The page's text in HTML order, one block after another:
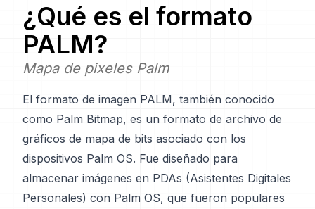
¿Qué es el formato
PALM?
Mapa de pixeles Palm
El formato de imagen PALM, también conocido
como Palm Bitmap, es un formato de archivo de
gráficos de mapa de bits asociado con los
dispositivos Palm OS. Fue diseñado para
almacenar imágenes en PDAs (Asistentes Digitales
Personales) con Palm OS, que fueron populares